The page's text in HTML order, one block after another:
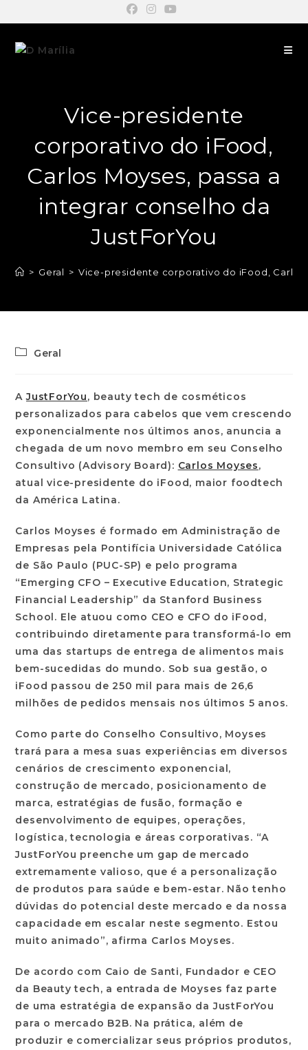
Vice-presidente
corporativo do iFood,
Carlos Moyses, passa a
integrar conselho da
JustForYou
> Geral > Vice-presidente corporativo do iFood, Carlos
Geral
AJustForYou, beauty tech de cosméticos
personalizados para cabelos que vem crescendo
exponencialmente nos últimos anos, anuncia a
chegada de um novo membro em seu Conselho
Consultivo (Advisory Board): Carlos Moyses,
atual vice-presidente do iFood, maior foodtech
da América Latina.
Carlos Moyses é formado em Administração de
Empresas pela Pontifícia Universidade Católica
de São Paulo (PUC-SP) e pelo programa
“Emerging CFO – Executive Education, Strategic
Financial Leadership” da Stanford Business
School. Ele atuou como CEO e CFO do iFood,
contribuindo diretamente para transformá-lo em
uma das startups de entrega de alimentos mais
bem-sucedidas do mundo. Sob sua gestão, o
iFood passou de 250 mil para mais de 26,6
milhões de pedidos mensais nos últimos 5 anos.
Como parte do Conselho Consultivo, Moyses
trará para a mesa suas experiências em diversos
cenários de crescimento exponencial,
construção de mercado, posicionamento de
marca, estratégias de fusão, formação e
desenvolvimento de equipes, operações,
logística, tecnologia e áreas corporativas. “A
JustForYou preenche um gap de mercado
extremamente valioso, que é a personalização
de produtos para saúde e bem-estar. Não tenho
dúvidas do potencial deste mercado e da nossa
capacidade em escalar neste segmento. Estou
muito animado”, afirma Carlos Moyses.
De acordo com Caio de Santi, Fundador e CEO
da Beauty tech, a entrada de Moyses faz parte
de uma estratégia de expansão da JustForYou
para o mercado B2B. Na prática, além de
produzir e comercializar seus próprios produtos,